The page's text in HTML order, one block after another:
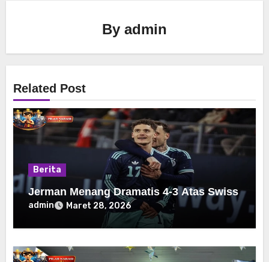
By admin
Related Post
Berita
Jerman Menang Dramatis 4-3 Atas Swiss
admin Maret 28, 2026